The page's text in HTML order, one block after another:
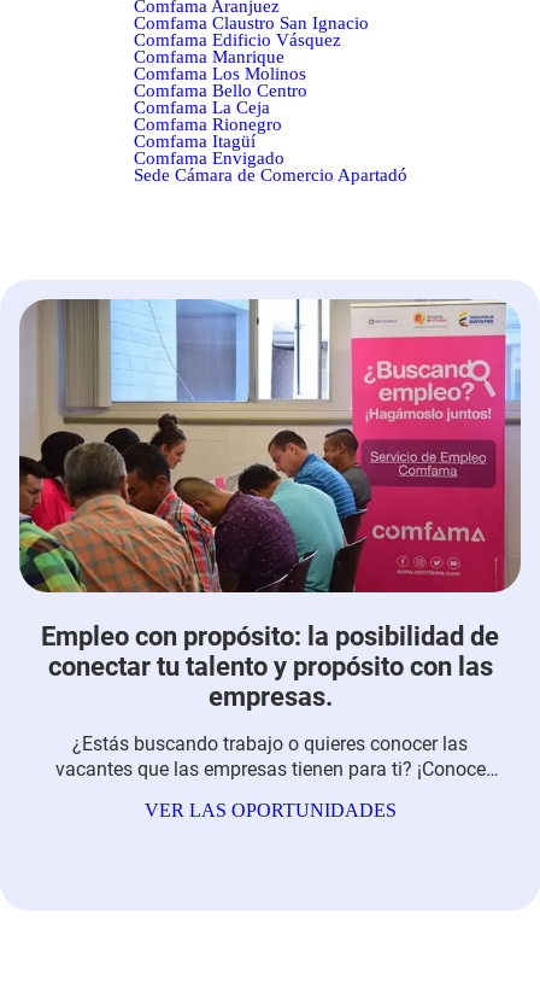
Comfama Aranjuez
Comfama Claustro San Ignacio
Comfama Edificio Vásquez
Comfama Manrique
Comfama Los Molinos
Comfama Bello Centro
Comfama La Ceja
Comfama Rionegro
Comfama Itagüí
Comfama Envigado
Sede Cámara de Comercio Apartadó
Empleo con propósito: la posibilidad de
conectar tu talento y propósito con las
empresas.
¿Estás buscando trabajo o quieres conocer las
vacantes que las empresas tienen para ti? ¡Conoce
empleo con propósito!
VER LAS OPORTUNIDADES